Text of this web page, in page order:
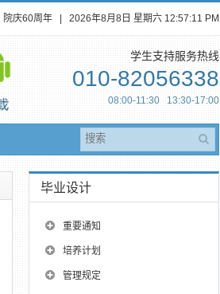
院庆60周年 2026年8月8日 星期六 12:57:12 PM
学生支持服务热线
010-82056338
08:00-11:30 13:30-17:00
毕业设计
重要通知
培养计划
管理规定